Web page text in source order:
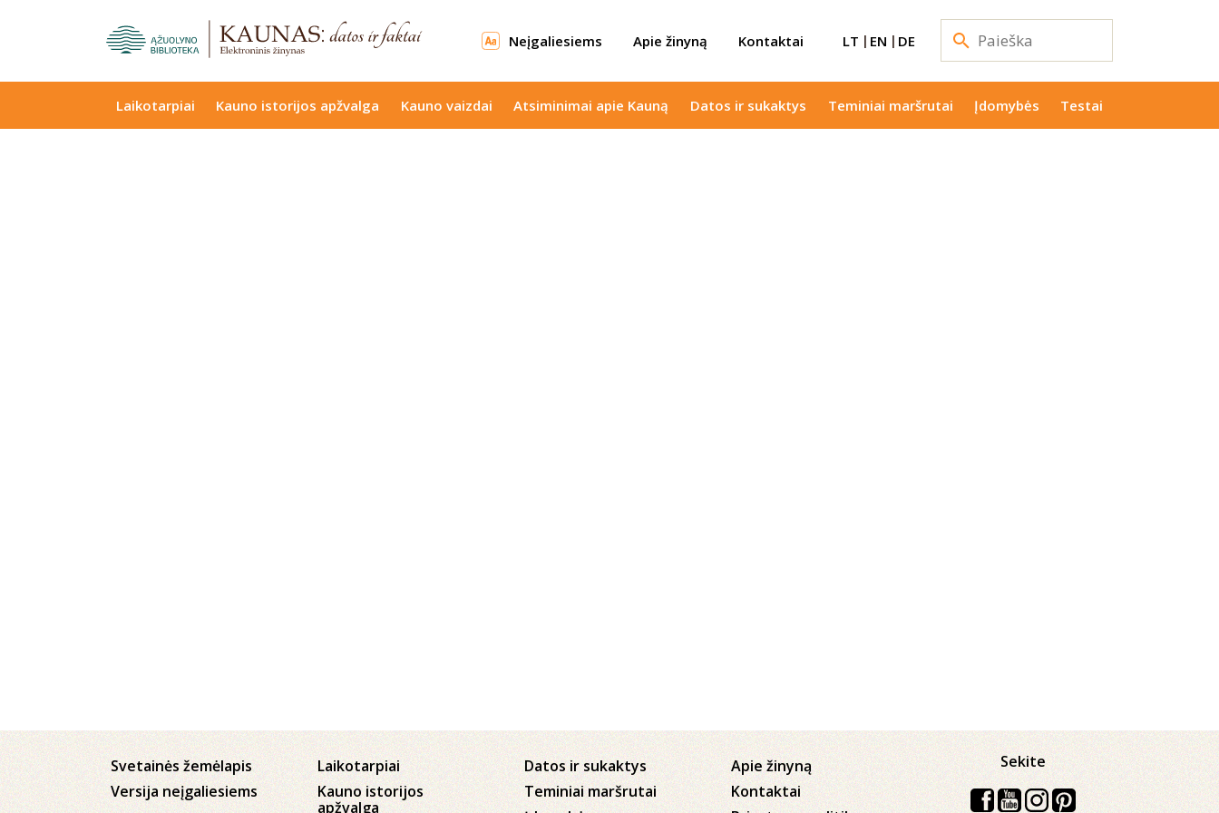
Neįgaliesiems Apie žinyną Kontaktai LT EN DE
Laikotarpiai Kauno istorijos apžvalga Kauno vaizdai Atsiminimai apie Kauną Datos ir sukaktys Teminiai maršrutai Įdomybės Testai
Svetainės žemėlapis
Versija neįgaliesiems
Laikotarpiai
Kauno istorijos
apžvalga
Datos ir sukaktys
Teminiai maršrutai
Apie žinyną
Kontaktai
Sekite